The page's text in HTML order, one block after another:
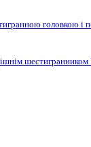
головкою і
шестигранником